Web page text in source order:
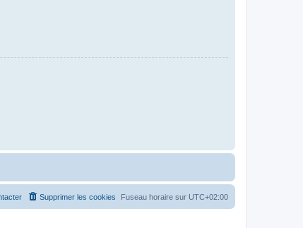
Fuseau horaire sur UTC+02:00
Supprimer les cookies